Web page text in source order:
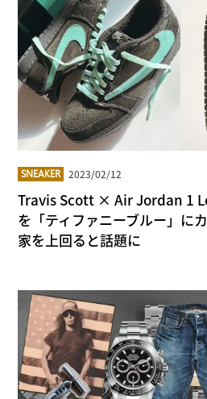
SNEAKER 2023/02/12
Travis Scott × Air Jordan 1
を「ティファニーブルー」に
家を上回ると話題に